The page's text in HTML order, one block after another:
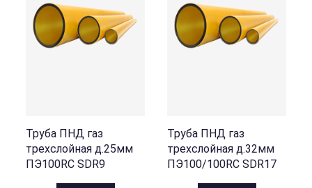
Труба ПНД газ
трехслойная д.25мм
ПЭ100RC SDR9
Труба ПНД газ
трехслойная д.32мм
ПЭ100/100RC SDR17